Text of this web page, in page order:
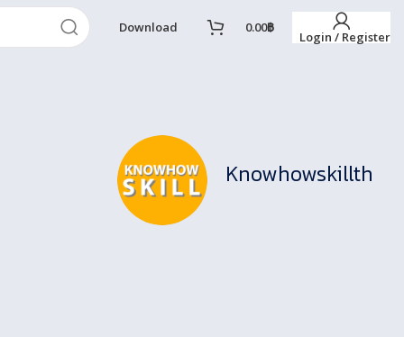
Download 0.00฿
Login / Register
Knowhowskillth